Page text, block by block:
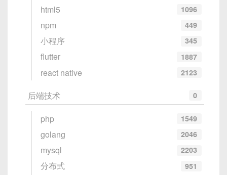
html5 1096
npm 449
小程序 345
flutter 1887
react native 2123
后端技术 0
php 1549
golang 2046
mysql 2203
分布式 951